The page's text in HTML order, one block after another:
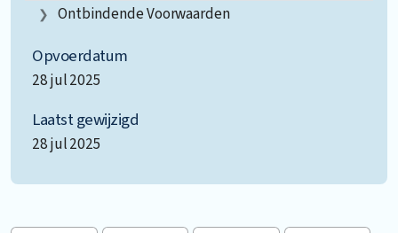
Ontbindende Voorwaarden
Opvoerdatum
28 jul 2025
Laatst gewijzigd
28 jul 2025